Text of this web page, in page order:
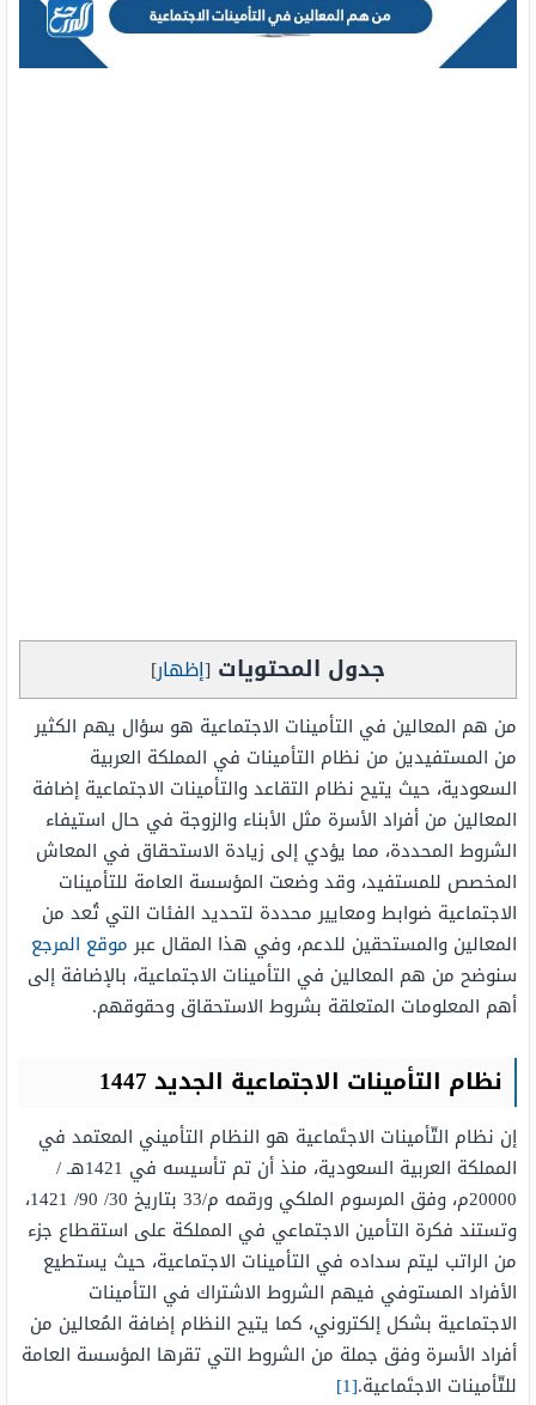
جدول المحتويات [إظهار]
من هم المعالين في التأمينات الاجتماعية هو سؤال يهم الكثير
من المستفيدين من نظام التأمينات في المملكة العربية
السعودية، حيث يتيح نظام التقاعد والتأمينات الاجتماعية إضافة
المعالين من أفراد الأسرة مثل الأبناء والزوجة في حال استيفاء
الشروط المحددة، مما يؤدي إلى زيادة الاستحقاق في المعاش
المخصص للمستفيد، وقد وضعت المؤسسة العامة للتأمينات
الاجتماعية ضوابط ومعايير محددة لتحديد الفئات التي تُعد من
المعالين والمستحقين للدعم، وفي هذا المقال عبرموقع المرجع
سنوضح من هم المعالين في التأمينات الاجتماعية، بالإضافة إلى
أهم المعلومات المتعلقة بشروط الاستحقاق وحقوقهم.
نظام التأمينات الاجتماعية الجديد 1447
إن نظام التّأمينات الاجتَماعية هو النظام التأميني المعتمد في
المملكة العربية السعودية، منذ أن تم تأسيسه في 1421هـ /
20000م، وفق المرسوم الملكي ورقمه م/33 بتاريخ 30/ 90/ 1421،
وتستند فكرة التأمين الاجتماعي في المملكة على استقطاع جزء
من الراتب ليتم سداده في التأمينات الاجتماعية، حيث يستطيع
الأفراد المستوفي فيهم الشروط الاشتراك في التأمينات
الاجتماعية بشكل إلكتروني، كما يتيح النظام إضافة المُعالين من
أفراد الأسرة وفق جملة من الشروط التي تقرها المؤسسة العامة
للتّأمينات الاجتَماعية.[1]